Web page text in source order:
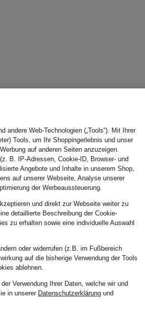
andere Web-Technologien („Tools“). Mit Ihrer
Tools, um Ihr Shoppingerlebnis und unser
auf anderen Seiten anzuzeigen.
B. IP-Adressen, Cookie-ID, Browser- und
Angebote und Inhalte in unserem Shop,
auf unserer Webseite, Analyse unserer
der Werbeaussteuerung.
und direkt zur Webseite weiter zu
detaillierte Beschreibung der Cookie-
zu erhalten sowie eine individuelle Auswahl
oder widerrufen (z.B. im Fußbereich
auf die bisherige Verwendung der Tools
ablehnen.
Verwendung Ihrer Daten, welche wir und
in unserer Datenschutzerklärung und